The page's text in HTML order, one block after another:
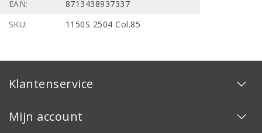
EAN:
8713438937337
SKU:
1150S 2504 Col.85
Klantenservice
Mijn account